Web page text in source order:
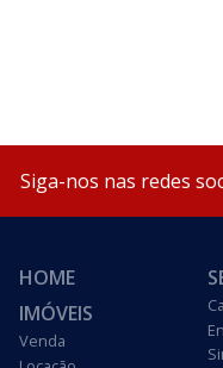
Siga-nos nas redes
HOME
IMÓVEIS
Venda